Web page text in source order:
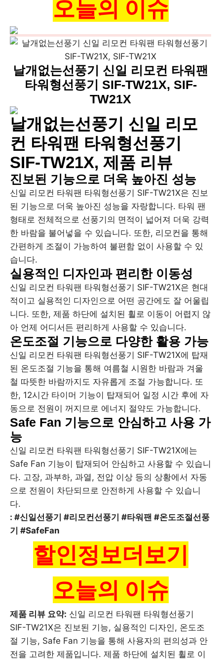
오늘의 이슈
날개없는선풍기 신일 리모컨 타워팬
타워형선풍기 SIF-TW21X, SIF-
TW21X
날개없는선풍기 신일 리모
컨 타워팬 타워형선풍기
SIF-TW21X, 제품 리뷰
진보된 기능으로 더욱 높아진 성능
신일 리모컨 타워팬 타워형선풍기 SIF-TW21X은 진보
된 기능으로 더욱 높아진 성능을 자랑합니다. 타워 팬
형태로 전체적으로 선풍기의 면적이 넓어져 더욱 강력
한 바람을 불어넣을 수 있습니다. 또한, 리모컨을 통해
간편하게 조절이 가능하여 불편함 없이 사용할 수 있
습니다.
실용적인 디자인과 편리한 이동성
신일 리모컨 타워팬 타워형선풍기 SIF-TW21X은 현대
적이고 실용적인 디자인으로 어떤 공간에도 잘 어울립
니다. 또한, 제품 하단에 설치된 휠로 이동이 어렵지 않
아 언제 어디서든 편리하게 사용할 수 있습니다.
온도조절 기능으로 다양한 활용 가능
신일 리모컨 타워팬 타워형선풍기 SIF-TW21X에 탑재
된 온도조절 기능을 통해 여름철 시원한 바람과 겨울
철 따뜻한 바람까지도 자유롭게 조절 가능합니다. 또
한, 12시간 타이머 기능이 탑재되어 일정 시간 후에 자
동으로 전원이 꺼지므로 에너지 절약도 가능합니다.
Safe Fan 기능으로 안심하고 사용 가
능
신일 리모컨 타워팬 타워형선풍기 SIF-TW21X에는
Safe Fan 기능이 탑재되어 안심하고 사용할 수 있습니
다. 고장, 과부하, 과열, 전압 이상 등의 상황에서 자동
으로 전원이 차단되므로 안전하게 사용할 수 있습니
다.
: #신일선풍기 #리모컨선풍기 #타워팬 #온도조절선풍
기 #SafeFan
할인정보더보기
오늘의 이슈
제품 리뷰 요약: 신일 리모컨 타워팬 타워형선풍기
SIF-TW21X은 진보된 기능, 실용적인 디자인, 온도조
절 기능, Safe Fan 기능을 통해 사용자의 편의성과 안
전을 고려한 제품입니다. 제품 하단에 설치된 휠로 이